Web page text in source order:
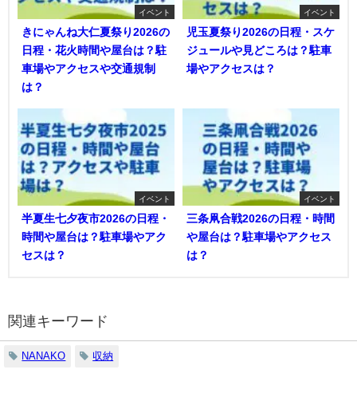
イベント
きにゃんね大仁夏祭り2026の
日程・花火時間や屋台は？駐
車場やアクセスや交通規制
は？
イベント
児玉夏祭り2026の日程・スケ
ジュールや見どころは？駐車
場やアクセスは？
イベント
半夏生七夕夜市2026の日程・
時間や屋台は？駐車場やアク
セスは？
イベント
三条凧合戦2026の日程・時間
や屋台は？駐車場やアクセス
は？
関連キーワード
NANAKO 収納